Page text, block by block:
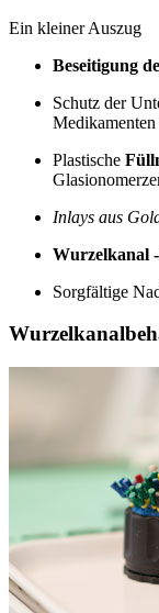
Ein kleiner Auszug
Beseitigung
Schutz der
Plastische
Inlays aus
Wurzelkanal
Sorgfältige